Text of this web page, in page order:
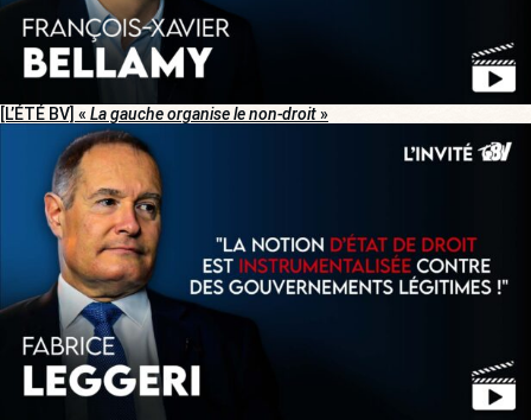
[L’ÉTÉ BV] « La gauche organise le non-droit»